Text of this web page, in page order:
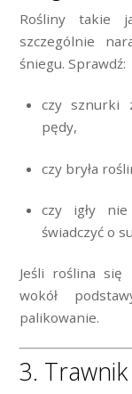
Rośliny takie
szczególnie
śniegu. Sprawdź:
czy sznurki
pędy,
czy bryła
czy igły nie
świadczyć o
Jeśli roślina się
wokół
palikowanie.
3.